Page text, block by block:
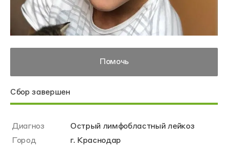
Помочь
Сбор завершен
Диагноз
Острый лимфобластный лейкоз
Город
г. Краснодар